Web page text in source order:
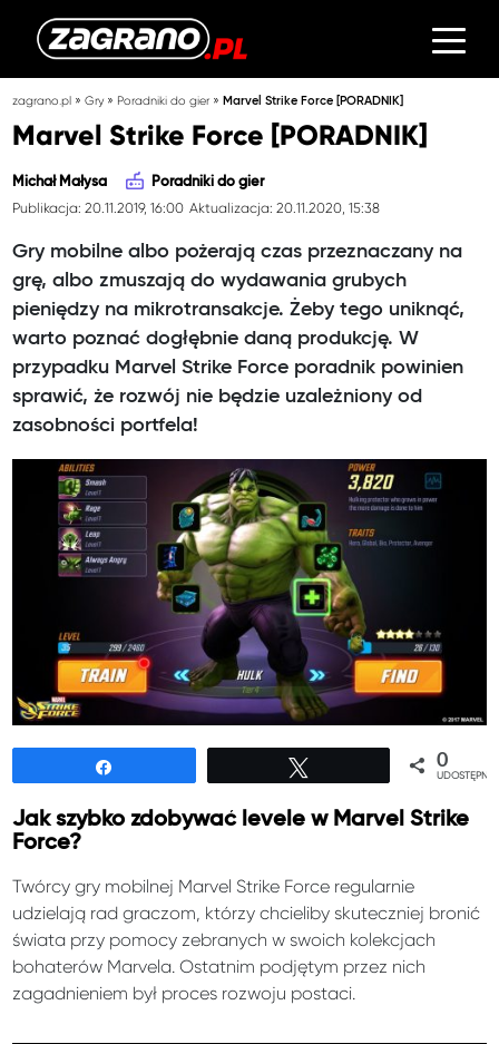
zagrano.pl »Gry» Poradniki do gier »Marvel Strike Force [PORADNIK]
Marvel Strike Force [PORADNIK]
Michał Małysa Poradniki do gier
Publikacja: 20.11.2019, 16:00 Aktualizacja: 20.11.2020, 15:38
Gry mobilne albo pożerają czas przeznaczany na
grę, albo zmuszają do wydawania grubych
pieniędzy na mikrotransakcje. Żeby tego uniknąć,
warto poznać dogłębnie daną produkcję. W
przypadku Marvel Strike Force poradnik powinien
sprawić, że rozwój nie będzie uzależniony od
zasobności portfela!
0
Jak szybko zdobywać levele w Marvel Strike
Force?
Twórcy gry mobilnej Marvel Strike Force regularnie
udzielają rad graczom, którzy chcieliby skuteczniej bronić
świata przy pomocy zebranych w swoich kolekcjach
bohaterów Marvela. Ostatnim podjętym przez nich
zagadnieniem był proces rozwoju postaci.